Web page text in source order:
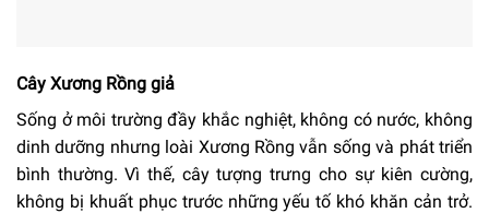
Cây Xương Rồng giả
Sống ở môi trường đầy khắc nghiệt, không có nước, không
dinh dưỡng nhưng loài Xương Rồng vẫn sống và phát triển
bình thường. Vì thế, cây tượng trưng cho sự kiên cường,
không bị khuất phục trước những yếu tố khó khăn cản trở.